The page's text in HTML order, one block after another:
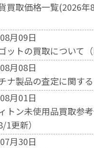
買取価格一覧(2026年
月09日
ットの買取について（
月08日
ナ製品の査定に関す
月01日
トン未使用品買取参
更新）
月30日